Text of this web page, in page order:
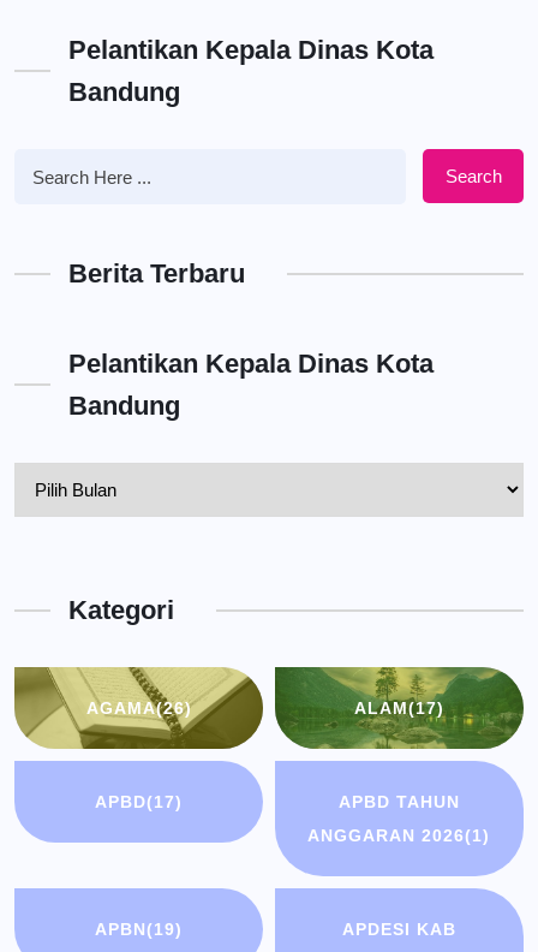
Pelantikan Kepala Dinas Kota
Bandung
Search
Berita Terbaru
Pelantikan Kepala Dinas Kota
Bandung
BandungKategori
AGAMA(26) ALAM(17)
APBD(17)
APBD TAHUN
ANGGARAN 2026(1)
APBN(19)
APDESI KAB